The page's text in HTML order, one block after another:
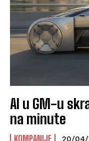
AI u GM-u
na minute
KOMPANIJE 20/04/